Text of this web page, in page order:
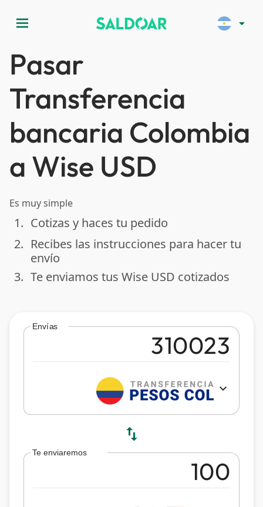
menu arrow_drop_down
Pasar
Transferencia
bancaria Colombia
a Wise USD
Es muy simple
done
1. Cotizas y haces tu pedido
done
2. Recibes las instrucciones para hacer tu
envío
done
3. Te enviamos tus Wise USD cotizados
Envías
expand_more
swap_vert
Te enviaremos